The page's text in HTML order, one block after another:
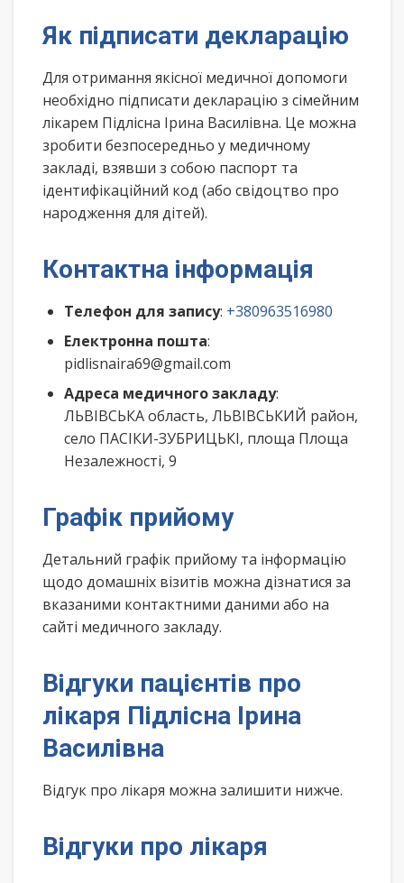
Як підписати декларацію
Для отримання якісної медичної допомоги
необхідно підписати декларацію з сімейним
лікарем Підлісна Ірина Василівна. Це можна
зробити безпосередньо у медичному
закладі, взявши з собою паспорт та
ідентифікаційний код (або свідоцтво про
народження для дітей).
Контактна інформація
Телефон для запису: +380963516980
Електронна пошта:
pidlisnaira69@gmail.com
Адреса медичного закладу:
ЛЬВІВСЬКА область, ЛЬВІВСЬКИЙ район,
село ПАСІКИ-ЗУБРИЦЬКІ, площа Площа
Незалежності, 9
Графік прийому
Детальний графік прийому та інформацію
щодо домашніх візитів можна дізнатися за
вказаними контактними даними або на
сайті медичного закладу.
Відгуки пацієнтів про
лікаря Підлісна Ірина
Василівна
Відгук про лікаря можна залишити нижче.
Відгуки про лікаря